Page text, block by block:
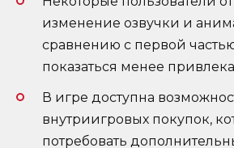
изменение озвучки и
сравнению с первой
показаться менее
В игре доступна
внутриигровых покупок,
потребовать